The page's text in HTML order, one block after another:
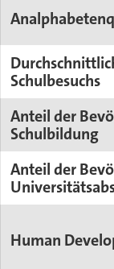
Schulbesuchs
Anteil der
Schulbildung
Anteil der
Human